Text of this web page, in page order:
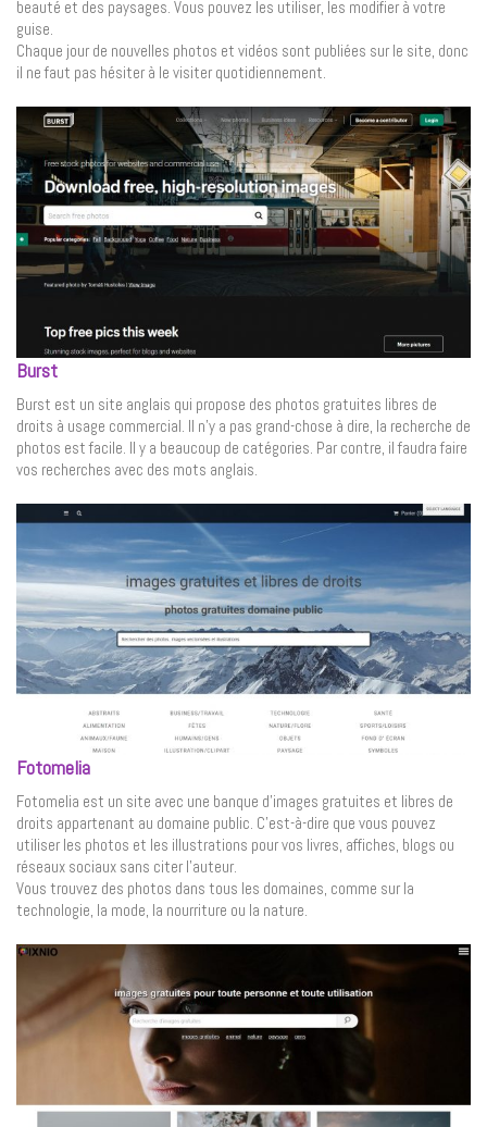
beauté et des paysages. Vous pouvez les utiliser, les modifier à votre
guise.
Chaque jour de nouvelles photos et vidéos sont publiées sur le site, donc
il ne faut pas hésiter à le visiter quotidiennement.
Burst
Burst est un site anglais qui propose des photos gratuites libres de
droits à usage commercial. Il n’y a pas grand-chose à dire, la recherche de
photos est facile. Il y a beaucoup de catégories. Par contre, il faudra faire
vos recherches avec des mots anglais.
Fotomelia
Fotomelia est un site avec une banque d’images gratuites et libres de
droits appartenant au domaine public. C’est-à-dire que vous pouvez
utiliser les photos et les illustrations pour vos livres, affiches, blogs ou
réseaux sociaux sans citer l’auteur.
Vous trouvez des photos dans tous les domaines, comme sur la
technologie, la mode, la nourriture ou la nature.